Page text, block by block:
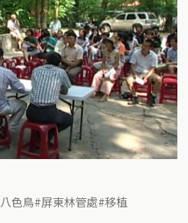
八色鳥 屏東林管處 移植